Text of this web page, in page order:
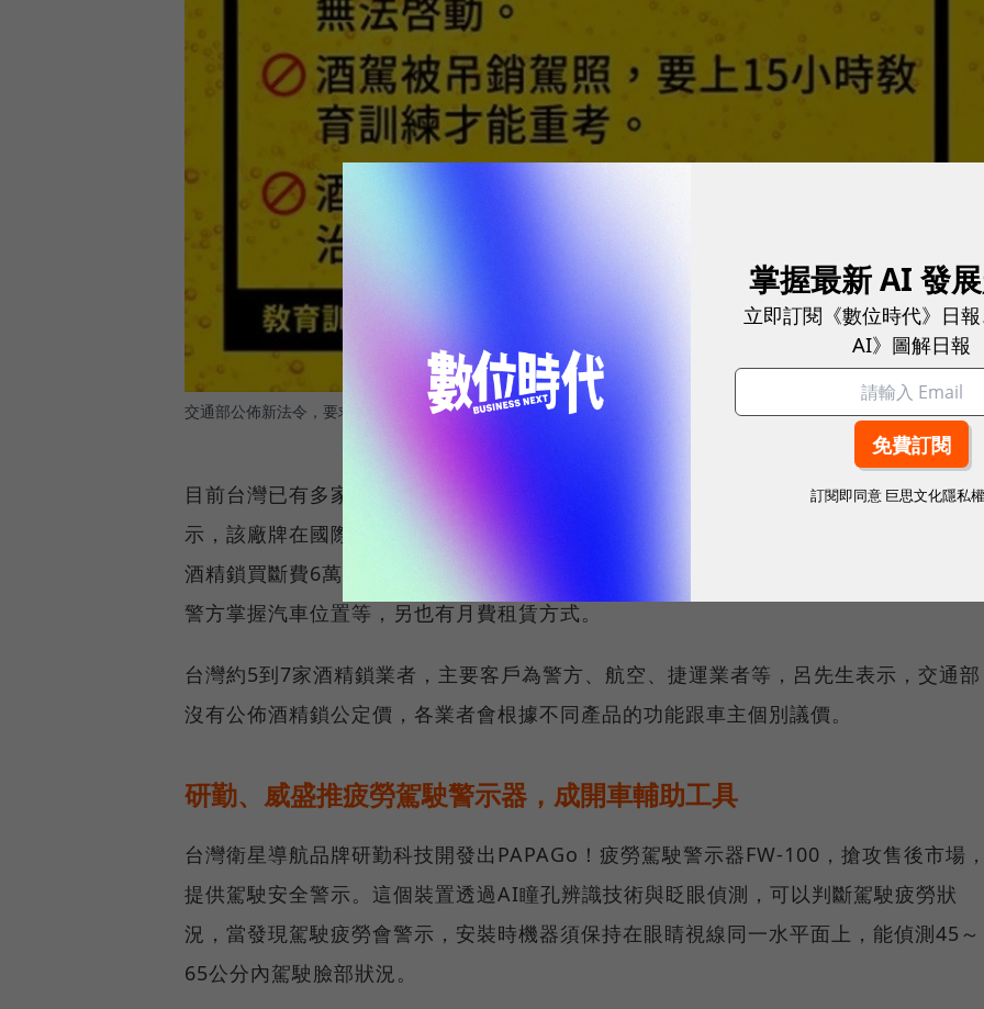
交通部公佈新法令，要求酒駕累犯必須支付酒精鎖及相關訓練費用
目前台灣已有多家酒精鎖業者，天基工業主要代理德國Draeger品牌酒精鎖，呂先生表
示，該廠牌在國際警用市場位居第一大，但售價也相對比美國或本土業者貴，市場預估
酒精鎖買斷費6萬元，天基產品則約7~12萬元，但功能更多，比方4G無線通訊可讓家人
警方掌握汽車位置等，另也有月費租賃方式。
台灣約5到7家酒精鎖業者，主要客戶為警方、航空、捷運業者等，呂先生表示，交通部
沒有公佈酒精鎖公定價，各業者會根據不同產品的功能跟車主個別議價。
研勤、威盛推疲勞駕駛警示器，成開車輔助工具
台灣衛星導航品牌研勤科技開發出PAPAGo！疲勞駕駛警示器FW-100，搶攻售後市場，
提供駕駛安全警示。這個裝置透過AI瞳孔辨識技術與眨眼偵測，可以判斷駕駛疲勞狀
況，當發現駕駛疲勞會警示，安裝時機器須保持在眼睛視線同一水平面上，能偵測45～
65公分內駕駛臉部狀況。
掌握最新 AI 發展
立即訂閱《數位時代》日
AI》圖解日報
訂閱即同意 巨思文化隱私